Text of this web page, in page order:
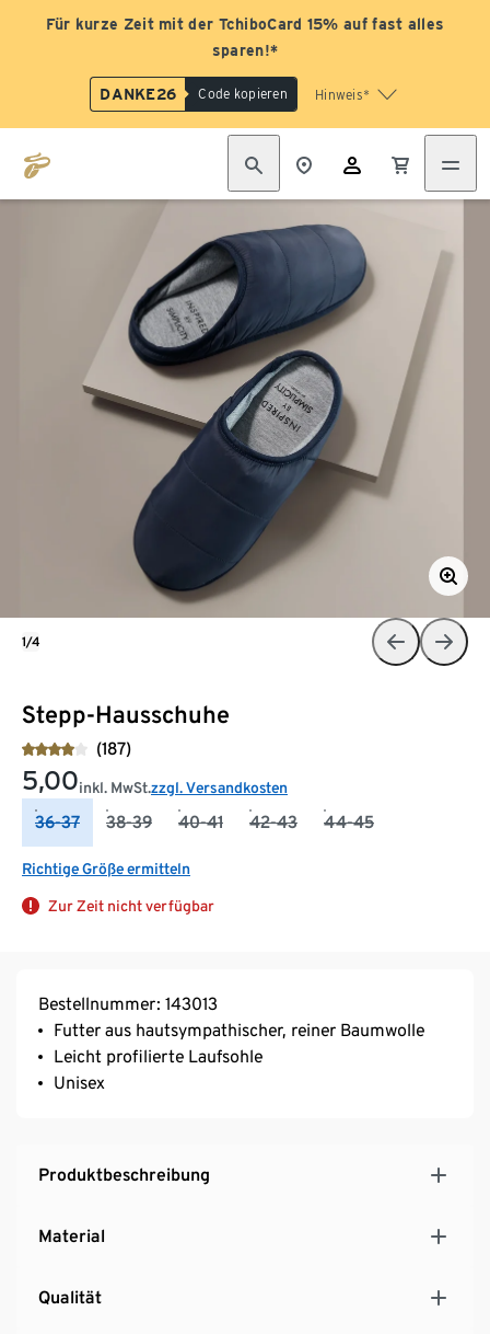
Für kurze Zeit mit der TchiboCard 15% auf fast alles
sparen!*
DANKE26 Code kopieren Hinweis*
Stepp-Hausschuhe
(187)
5,00inkl. MwSt.zzgl. Versandkosten
36-37 38-39 40-41 42-43 44-45
Richtige Größe ermitteln
Zur Zeit nicht verfügbar
1/4
Bestellnummer: 143013
Futter aus hautsympathischer, reiner Baumwolle
Leicht profilierte Laufsohle
Unisex
Produktbeschreibung
Material
Qualität